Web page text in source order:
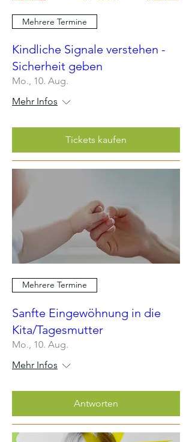
Mehrere Termine
Kindliche Signale verstehen -
Sicherheit geben
Mo., 10. Aug.
Mehr Infos
Tickets kaufen
Mehrere Termine
Sanfte Eingewöhnung in die
Kita/Tagesmutter
Mo., 10. Aug.
Mehr Infos
Antworten